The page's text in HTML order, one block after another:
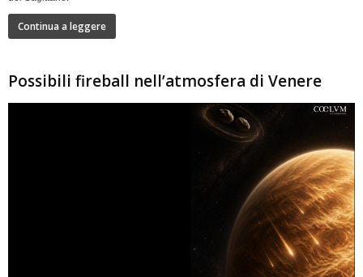
Continua a leggere
Possibili fireball nell’atmosfera di Venere